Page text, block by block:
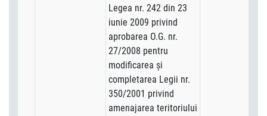
Legea nr. 242 din 23
iunie 2009 privind
aprobarea O.G. nr.
27/2008 pentru
modificarea şi
completarea Legii nr.
350/2001 privind
amenajarea teritoriului